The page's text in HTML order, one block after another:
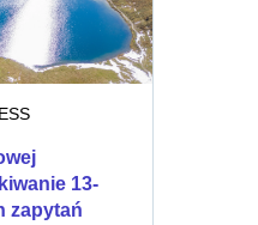
13-
zapytań